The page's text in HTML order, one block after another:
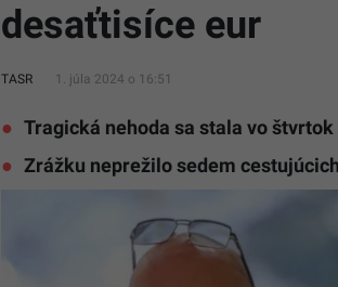
desaťtisíce eur
TASR 1. júla 2024 o 16:51
Tragická nehoda sa stala vo štvrtok
Zrážku neprežilo sedem cestujúcich